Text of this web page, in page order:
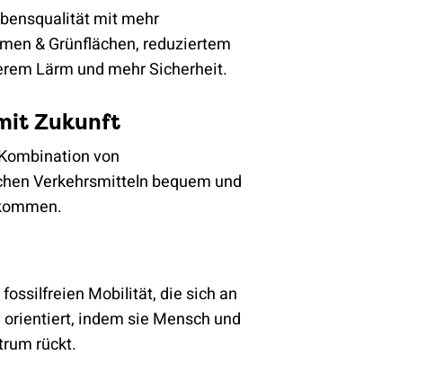
mit mehr
& Grünflächen, reduziertem
Lärm und mehr Sicherheit.
Zukunft
von
Verkehrsmitteln bequem und
Mobilität, die sich an
indem sie Mensch und
rückt.